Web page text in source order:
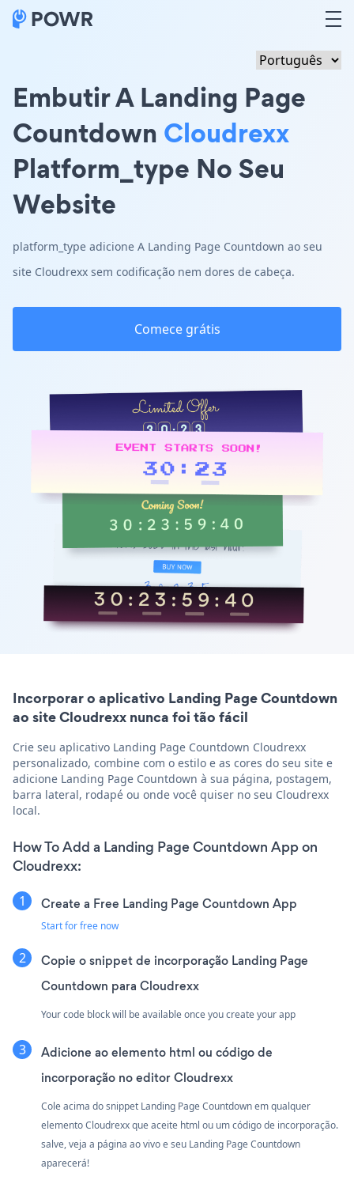
Embutir A Landing Page
Countdown Cloudrexx
Platform_type No Seu
Website
platform_type adicione A Landing Page Countdown ao seu
site Cloudrexx sem codificação nem dores de cabeça.
Comece grátis
Incorporar o aplicativo Landing Page Countdown
ao site Cloudrexx nunca foi tão fácil
Crie seu aplicativo Landing Page Countdown Cloudrexx
personalizado, combine com o estilo e as cores do seu site e
adicione Landing Page Countdown à sua página, postagem,
barra lateral, rodapé ou onde você quiser no seu Cloudrexx
local.
How To Add a Landing Page Countdown App on
Cloudrexx:
Create a Free Landing Page Countdown App
Start for free now
Copie o snippet de incorporação Landing Page
Countdown para Cloudrexx
Your code block will be available once you create your app
Adicione ao elemento html ou código de
incorporação no editor Cloudrexx
Cole acima do snippet Landing Page Countdown em qualquer
elemento Cloudrexx que aceite html ou um código de incorporação.
salve, veja a página ao vivo e seu Landing Page Countdown
aparecerá!